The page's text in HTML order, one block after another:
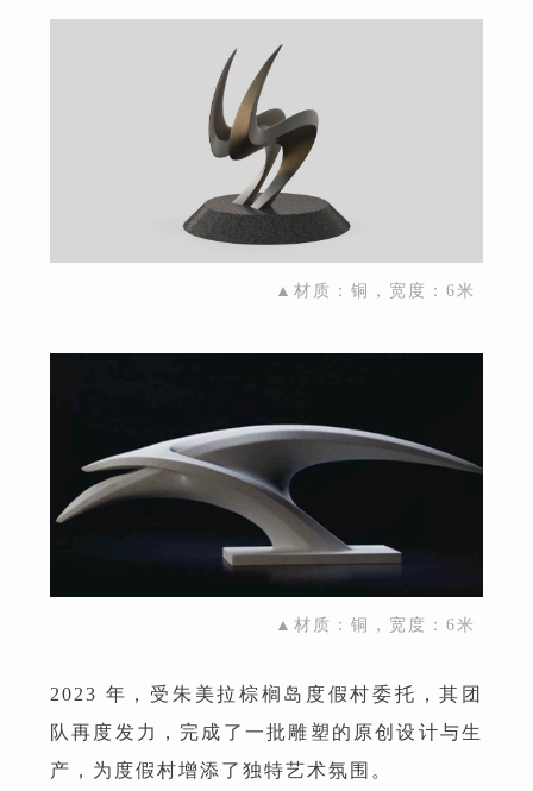
▲材质：铜，宽度：6米
▲材质：铜，宽度：6米
2023 年，受朱美拉棕榈岛度假村委托，其团
队再度发力，完成了一批雕塑的原创设计与生
产，为度假村增添了独特艺术氛围。